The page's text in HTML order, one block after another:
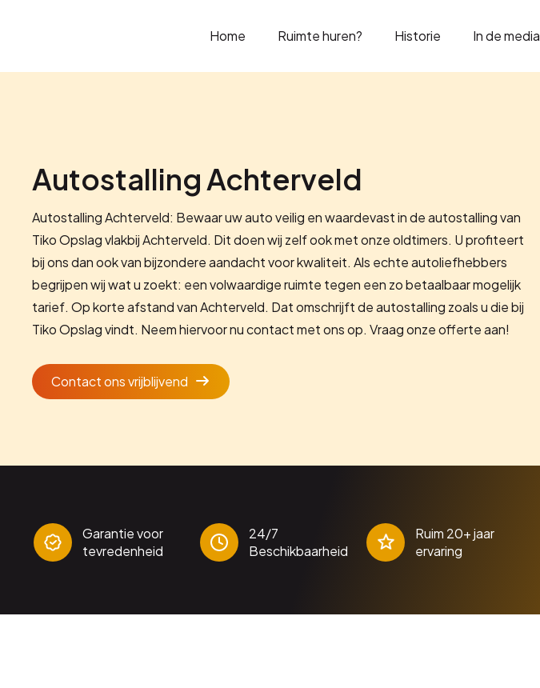
Home Ruimte huren? Historie In de media
Autostalling Achterveld
Autostalling Achterveld: Bewaar uw auto veilig en waardevast in de autostalling van
Tiko Opslag vlakbij Achterveld. Dit doen wij zelf ook met onze oldtimers. U profiteert
bij ons dan ook van bijzondere aandacht voor kwaliteit. Als echte autoliefhebbers
begrijpen wij wat u zoekt: een volwaardige ruimte tegen een zo betaalbaar mogelijk
tarief. Op korte afstand van Achterveld. Dat omschrijft de autostalling zoals u die bij
Tiko Opslag vindt. Neem hiervoor nu contact met ons op. Vraag onze offerte aan!
Contact ons vrijblijvend
Garantie voor
tevredenheid
24/7
Beschikbaarheid
Ruim 20+ jaar
ervaring